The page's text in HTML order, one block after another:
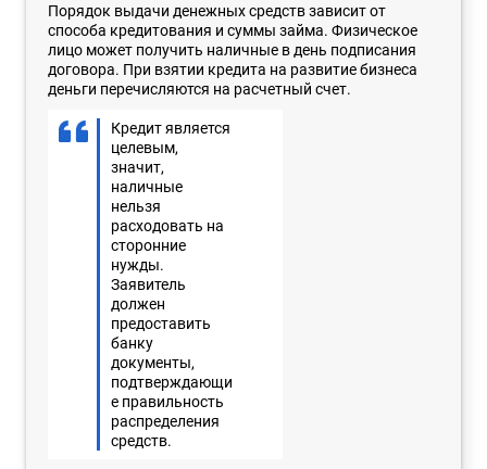
Порядок выдачи денежных средств зависит от
способа кредитования и суммы займа. Физическое
лицо может получить наличные в день подписания
договора. При взятии кредита на развитие бизнеса
деньги перечисляются на расчетный счет.
Кредит является
целевым,
значит,
наличные
нельзя
расходовать на
сторонние
нужды.
Заявитель
должен
предоставить
банку
документы,
подтверждающи
е правильность
распределения
средств.